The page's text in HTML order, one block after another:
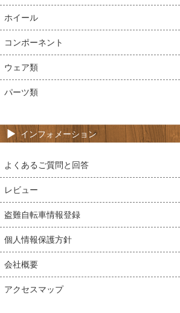
ホイール
コンポーネント
ウェア類
パーツ類
インフォメーション
よくあるご質問と回答
レビュー
盗難自転車情報登録
個人情報保護方針
会社概要
アクセスマップ